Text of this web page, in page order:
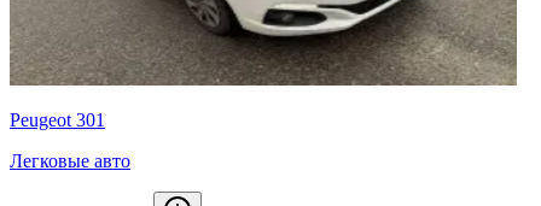
Peugeot 301
Легковые авто